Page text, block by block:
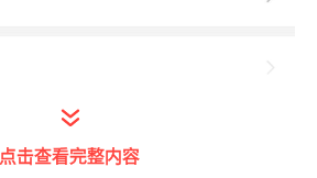
点击查看完整内容